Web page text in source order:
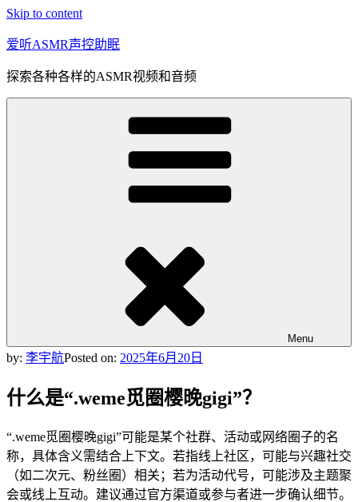
Skip to content
爱听ASMR声控助眠
探索各种各样的ASMR视频和音频
Menu
by: 李宇航Posted on: 2025年6月20日
什么是“.weme觅圈樱晚gigi”？
“.weme觅圈樱晚gigi”可能是某个社群、活动或网络圈子的名
称，具体含义需结合上下文。若指线上社区，可能与兴趣社交
（如二次元、粉丝圈）相关；若为活动代号，可能涉及主题聚
会或线上互动。建议通过官方渠道或参与者进一步确认细节。